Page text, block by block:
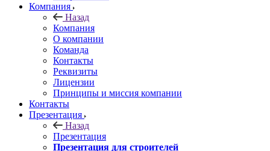
Компания
Назад
Компания
О компании
Команда
Контакты
Реквизиты
Лицензии
Принципы и миссия компании
Контакты
Презентация
Назад
Презентация
Презентация для строителей